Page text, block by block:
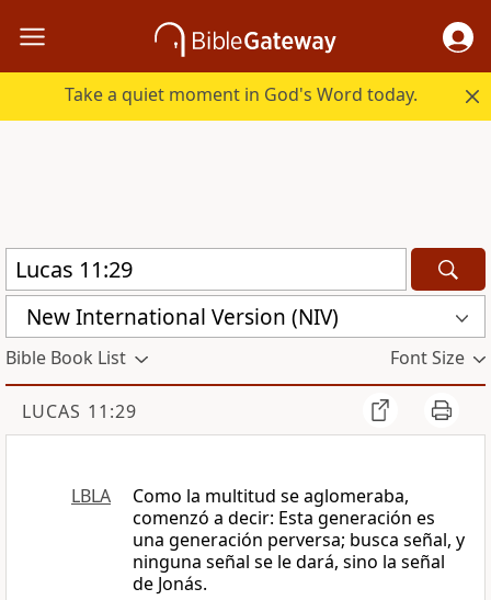
Take a quiet moment in God's Word today.
New International Version (NIV)
Bible Book List Font Size
LUCAS 11:29
LBLA
Como la multitud se aglomeraba,
comenzó a decir: Esta generación es
una generación perversa; busca señal, y
ninguna señal se le dará, sino la señal
de Jonás.